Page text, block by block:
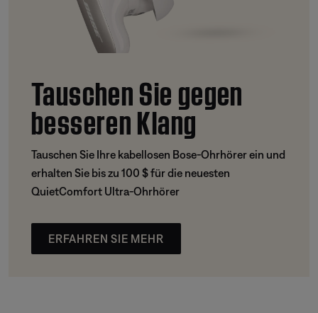
Tauschen Sie gegen
besseren Klang
Tauschen Sie Ihre kabellosen Bose-Ohrhörer ein und
erhalten Sie bis zu 100 $ für die neuesten
QuietComfort Ultra-Ohrhörer
ERFAHREN SIE MEHR